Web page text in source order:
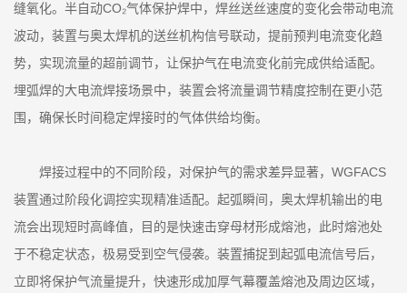
缝氧化。半自动CO₂气体保护焊中，焊丝送丝速度的变化会带动电流
波动，装置与奥太焊机的送丝机构信号联动，提前预判电流变化趋
势，实现流量的超前调节，让保护气在电流变化前完成供给适配。
埋弧焊的大电流焊接场景中，装置会将流量调节精度控制在更小范
围，确保长时间稳定焊接时的气体供给均衡。
焊接过程中的不同阶段，对保护气的需求差异显著，WGFACS
装置通过阶段化调控实现精准适配。起弧瞬间，奥太焊机输出的电
流会出现短时高峰值，目的是快速击穿母材形成熔池，此时熔池处
于不稳定状态，极易受到空气侵袭。装置捕捉到起弧电流信号后，
立即将保护气流量提升，快速形成加厚气幕覆盖熔池及周边区域，